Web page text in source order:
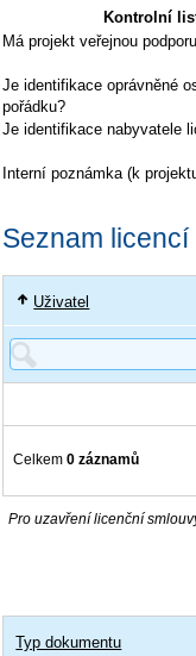
Kontrolní
Má projekt veřejnou
Je identifikace oprávněné
pořádku?
Je identifikace nabyvatele
Interní poznámka (k
Seznam
Uživatel
Celkem 0 záznamů
Pro uzavření licenční
Typ dokumentu